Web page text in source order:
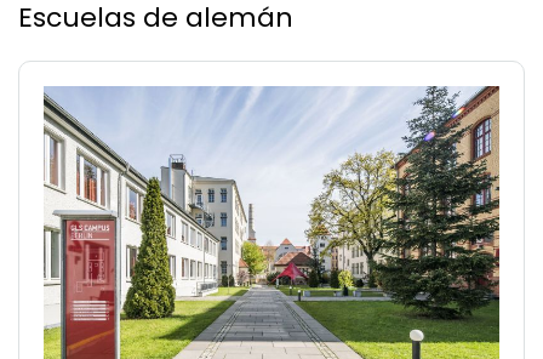
Escuelas de alemán